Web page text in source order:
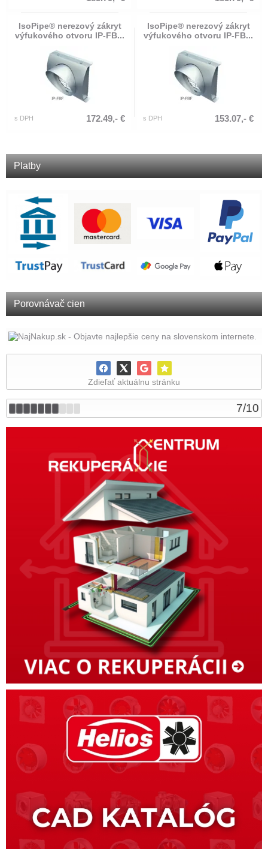
Platby
Porovnávač cien
Zdieľať aktuálnu stránku
7/10
IsoPipe® nerezový zákryt
výfukového otvoru IP-FB...
s DPH 172.49,- €
IsoPipe® nerezový zákryt
výfukového otvoru IP-FB...
s DPH 153.07,- €